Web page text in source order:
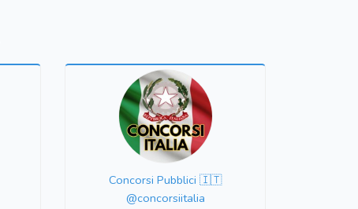
Concorsi Pubblici 🇮🇹
@concorsiitalia